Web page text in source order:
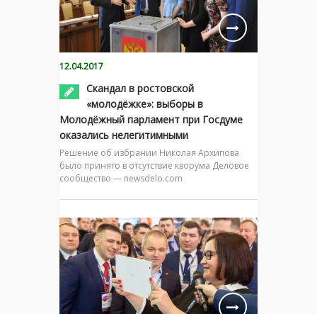
12.04.2017
Скандал в ростовской
«молодёжке»: выборы в
Молодёжный парламент при Госдуме
оказались нелегитимными
Решение об избрании Николая Архипова
было принято в отсутствие кворума Деловое
сообщество — newsdelo.com